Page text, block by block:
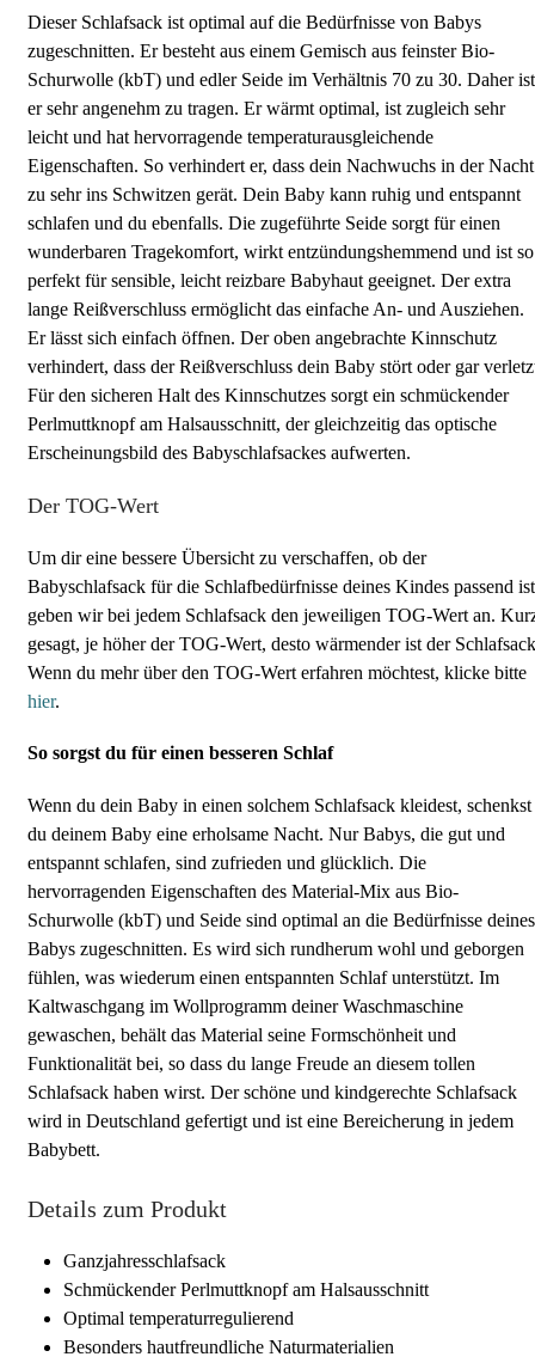
Dieser Schlafsack ist optimal auf die Bedürfnisse von Babys
zugeschnitten. Er besteht aus einem Gemisch aus feinster Bio-
Schurwolle (kbT) und edler Seide im Verhältnis 70 zu 30. Daher ist
er sehr angenehm zu tragen. Er wärmt optimal, ist zugleich sehr
leicht und hat hervorragende temperaturausgleichende
Eigenschaften. So verhindert er, dass dein Nachwuchs in der Nacht
zu sehr ins Schwitzen gerät. Dein Baby kann ruhig und entspannt
schlafen und du ebenfalls. Die zugeführte Seide sorgt für einen
wunderbaren Tragekomfort, wirkt entzündungshemmend und ist so
perfekt für sensible, leicht reizbare Babyhaut geeignet. Der extra
lange Reißverschluss ermöglicht das einfache An- und Ausziehen.
Er lässt sich einfach öffnen. Der oben angebrachte Kinnschutz
verhindert, dass der Reißverschluss dein Baby stört oder gar
Für den sicheren Halt des Kinnschutzes sorgt ein schmückender
Perlmuttknopf am Halsausschnitt, der gleichzeitig das optische
Erscheinungsbild des Babyschlafsackes aufwerten.
Der TOG-Wert
Um dir eine bessere Übersicht zu verschaffen, ob der
Babyschlafsack für die Schlafbedürfnisse deines Kindes passend
geben wir bei jedem Schlafsack den jeweiligen TOG-Wert an.
gesagt, je höher der TOG-Wert, desto wärmender ist der
Wenn du mehr über den TOG-Wert erfahren möchtest, klicke bitte
hier.
So sorgst du für einen besseren Schlaf
Wenn du dein Baby in einen solchem Schlafsack kleidest, schenkst
du deinem Baby eine erholsame Nacht. Nur Babys, die gut und
entspannt schlafen, sind zufrieden und glücklich. Die
hervorragenden Eigenschaften des Material-Mix aus Bio-
Schurwolle (kbT) und Seide sind optimal an die Bedürfnisse deines
Babys zugeschnitten. Es wird sich rundherum wohl und geborgen
fühlen, was wiederum einen entspannten Schlaf unterstützt. Im
Kaltwaschgang im Wollprogramm deiner Waschmaschine
gewaschen, behält das Material seine Formschönheit und
Funktionalität bei, so dass du lange Freude an diesem tollen
Schlafsack haben wirst. Der schöne und kindgerechte Schlafsack
wird in Deutschland gefertigt und ist eine Bereicherung in jedem
Babybett.
Details zum Produkt
Ganzjahresschlafsack
Schmückender Perlmuttknopf am Halsausschnitt
Optimal temperaturregulierend
Besonders hautfreundliche Naturmaterialien